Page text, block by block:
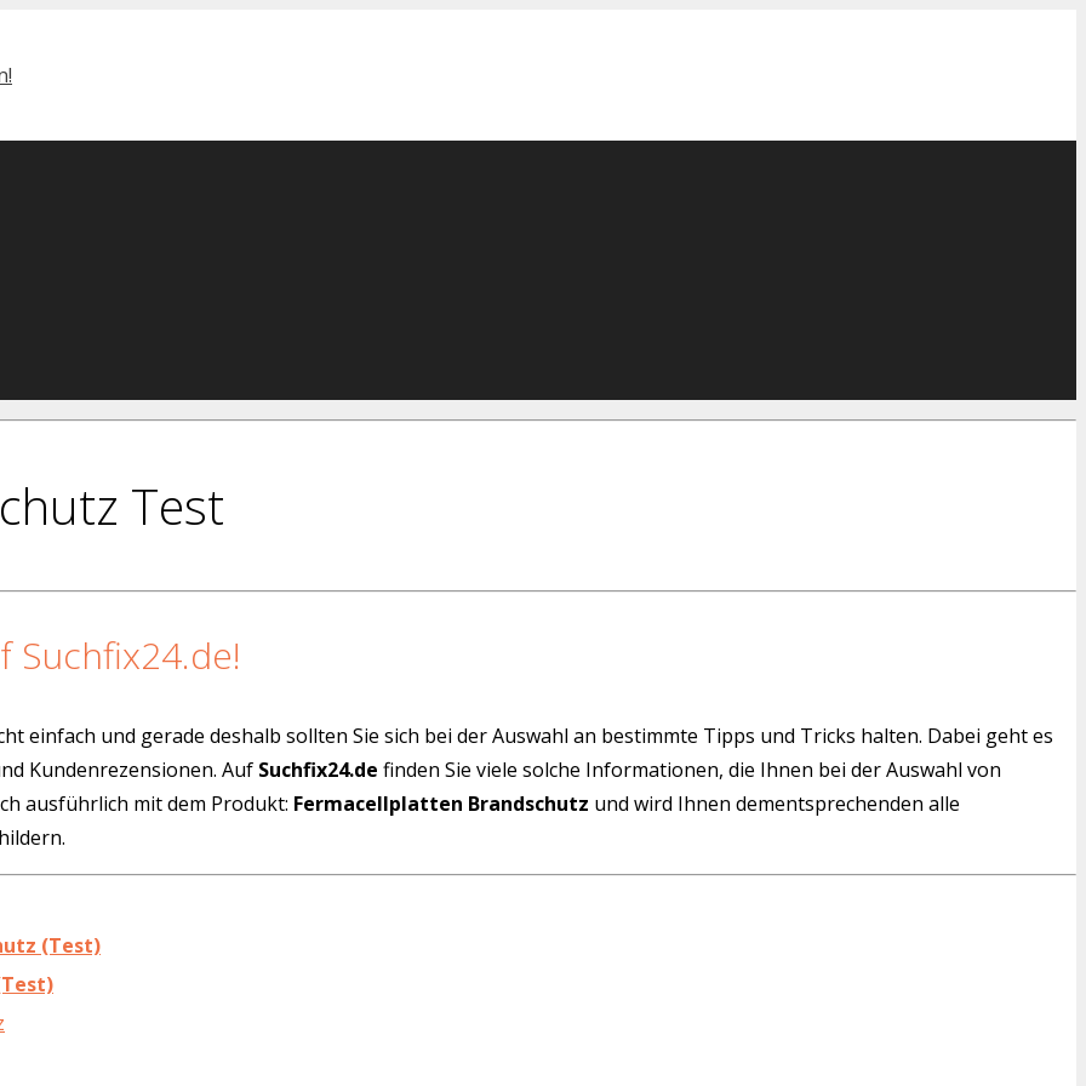
Test
Suchfix24.de!
einfach und gerade deshalb sollten Sie sich bei der Auswahl an bestimmte Tipps und Tricks halten. Dabei geht es
Kundenrezensionen. Auf Suchfix24.de finden Sie viele solche Informationen, die Ihnen bei der Auswahl von
ausführlich mit dem Produkt: Fermacellplatten Brandschutz und wird Ihnen dementsprechenden alle
(Test)